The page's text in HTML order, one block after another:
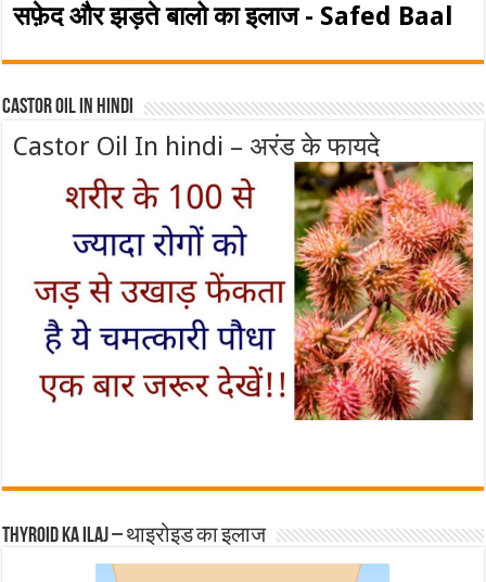
सफ़ेद और झड़ते बालो का इलाज - Safed Baal
Castor Oil In Hindi
Castor Oil In hindi – अरंड के फायदे
Thyroid ka ilaj – थाइरोइड का इलाज